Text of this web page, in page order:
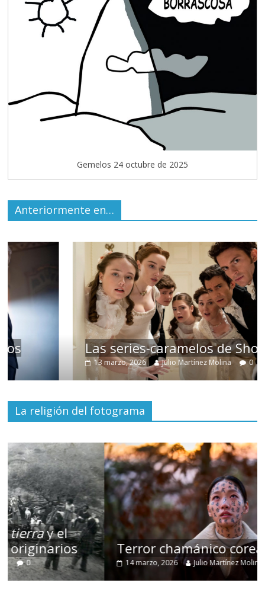
Gemelos 24 octubre de 2025
Anteriormente en…
Las series-caramelos de Shondaland
Julio Martínez Molina 0
La religión del fotograma
Terror chamánico coreano
14 marzo, 2026 Julio Martínez Molina 0